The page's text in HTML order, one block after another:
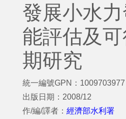
發展小水
能評估及
期研究
統一編號GPN：1009703977
出版日期：2008/12
作/編/譯者： 經濟部水利署